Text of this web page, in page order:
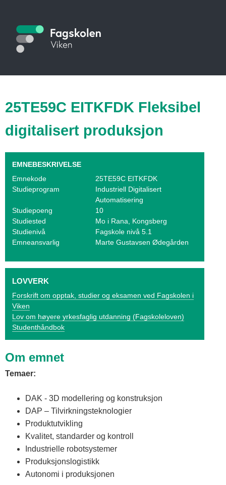
hovedinnhold
S
t
i
k
a
t
a
l
o
V
i
k
e
n
25TE59C EITKFDK Fleksibel
digitalisert produksjon
EMNEBESKRIVELSE
Emnekode
25TE59C EITKFDK
Studieprogram
Industriell Digitalisert
Automatisering
Studiepoeng
10
Studiested
Mo i Rana, Kongsberg
Studienivå
Fagskole nivå 5.1
Emneansvarlig
Marte Gustavsen Ødegården
LOVVERK
Forskrift om opptak, studier og eksamen ved Fagskolen i
Viken
Lov om høyere yrkesfaglig utdanning (Fagskoleloven)
Studenthåndbok
Om emnet
Temaer:
DAK - 3D modellering og konstruksjon
DAP – Tilvirkningsteknologier
Produktutvikling
Kvalitet, standarder og kontroll
Industrielle robotsystemer
Produksjonslogistikk
Autonomi i produksjonen